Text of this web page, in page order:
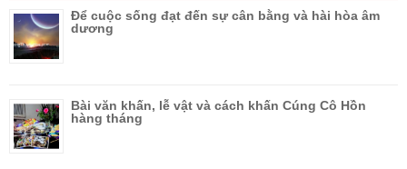
Để cuộc sống đạt đến sự cân bằng và hài hòa âm
dương
Bài văn khấn, lễ vật và cách khấn Cúng Cô Hồn
hàng tháng